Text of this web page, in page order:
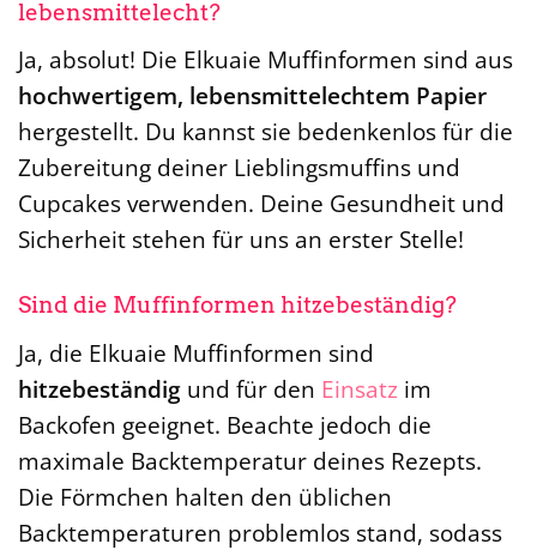
lebensmittelecht?
Ja, absolut! Die Elkuaie Muffinformen sind aus
hochwertigem, lebensmittelechtem Papier
hergestellt. Du kannst sie bedenkenlos für die
Zubereitung deiner Lieblingsmuffins und
Cupcakes verwenden. Deine Gesundheit und
Sicherheit stehen für uns an erster Stelle!
Sind die Muffinformen hitzebeständig?
Ja, die Elkuaie Muffinformen sind
hitzebeständig und für den Einsatz im
Backofen geeignet. Beachte jedoch die
maximale Backtemperatur deines Rezepts.
Die Förmchen halten den üblichen
Backtemperaturen problemlos stand, sodass